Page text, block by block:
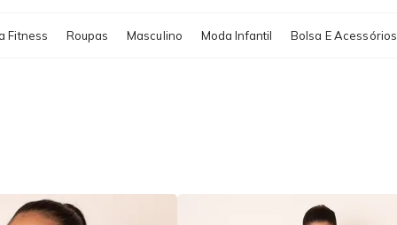
Bolsa E Acessórios
Masculino Moda Infantil
Roupas
Fitness